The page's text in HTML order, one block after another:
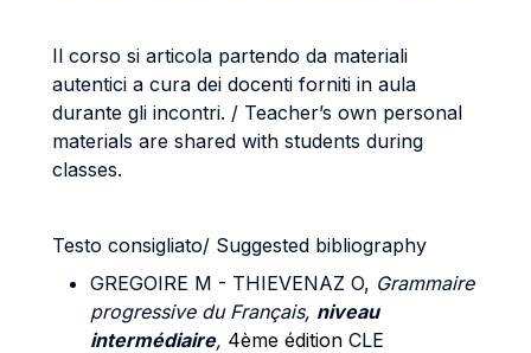
Il corso si articola partendo da materiali
autentici a cura dei docenti forniti in aula
durante gli incontri. / Teacher’s own personal
materials are shared with students during
classes.
Testo consigliato/ Suggested bibliography
GREGOIRE M - THIEVENAZ O, Grammaire
progressive du Français, niveau
intermédiaire, 4ème édition CLE